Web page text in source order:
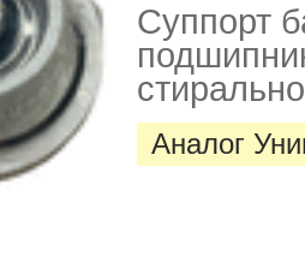
Суппорт
Аналог